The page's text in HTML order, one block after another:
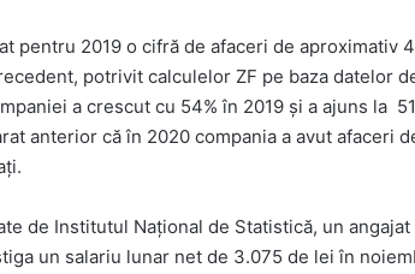
pentru 2019 o cifră de afaceri de aproximativ
potrivit calculelor ZF pe baza datelor
a crescut cu 54% în 2019 și a ajuns la
anterior că în 2020 compania a avut afaceri
de Institutul Naţional de Statistică, un
un salariu lunar net de 3.075 de lei în